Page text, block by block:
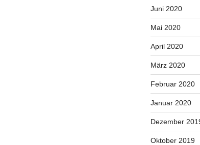
Juni 2020
Mai 2020
April 2020
März 2020
Februar 2020
Januar 2020
Dezember
Oktober 2019